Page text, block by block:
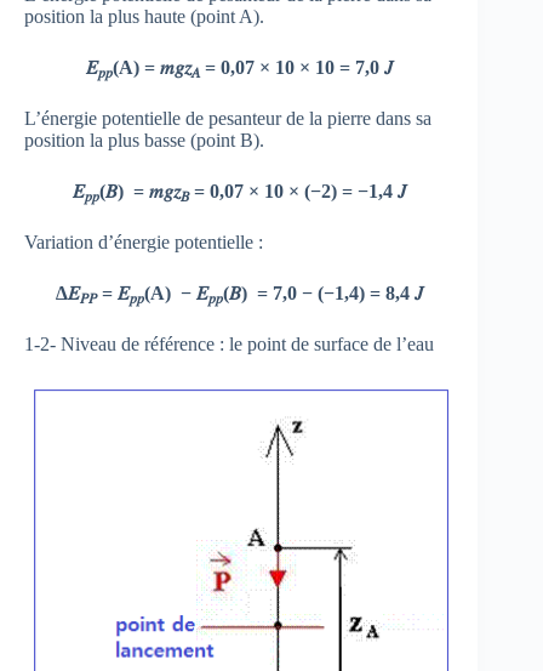
position la plus haute (point A).
𝐸𝑝𝑝(A) = 𝑚𝑔𝑧𝐴 = 0,07 × 10 × 10 = 7,0 𝐽
L’énergie potentielle de pesanteur de la pierre dans sa
position la plus basse (point B).
𝐸𝑝𝑝(𝐵) = 𝑚𝑔𝑧𝐵= 0,07 × 10 × (−2) = −1,4 𝐽
Variation d’énergie potentielle :
∆𝐸𝑃𝑃= 𝐸𝑝𝑝(A) − 𝐸𝑝𝑝(𝐵) = 7,0 − (−1,4) = 8,4 𝐽
1-2- Niveau de référence : le point de surface de l’eau